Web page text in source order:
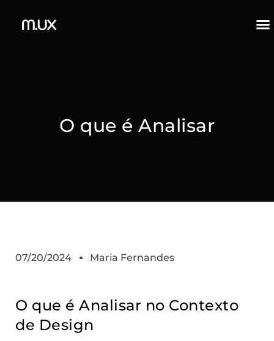
O que é Analisar
07/20/2024 Maria Fernandes
O que é Analisar no Contexto
de Design